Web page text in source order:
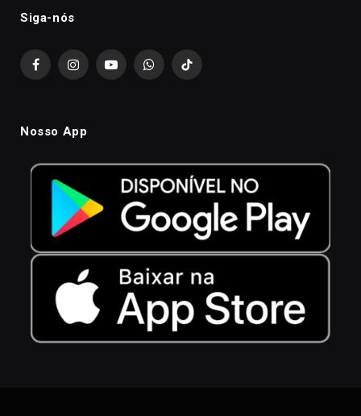
Siga-nós
FacebookInstagramYouTubeWhatsAppTikTok
Nosso App